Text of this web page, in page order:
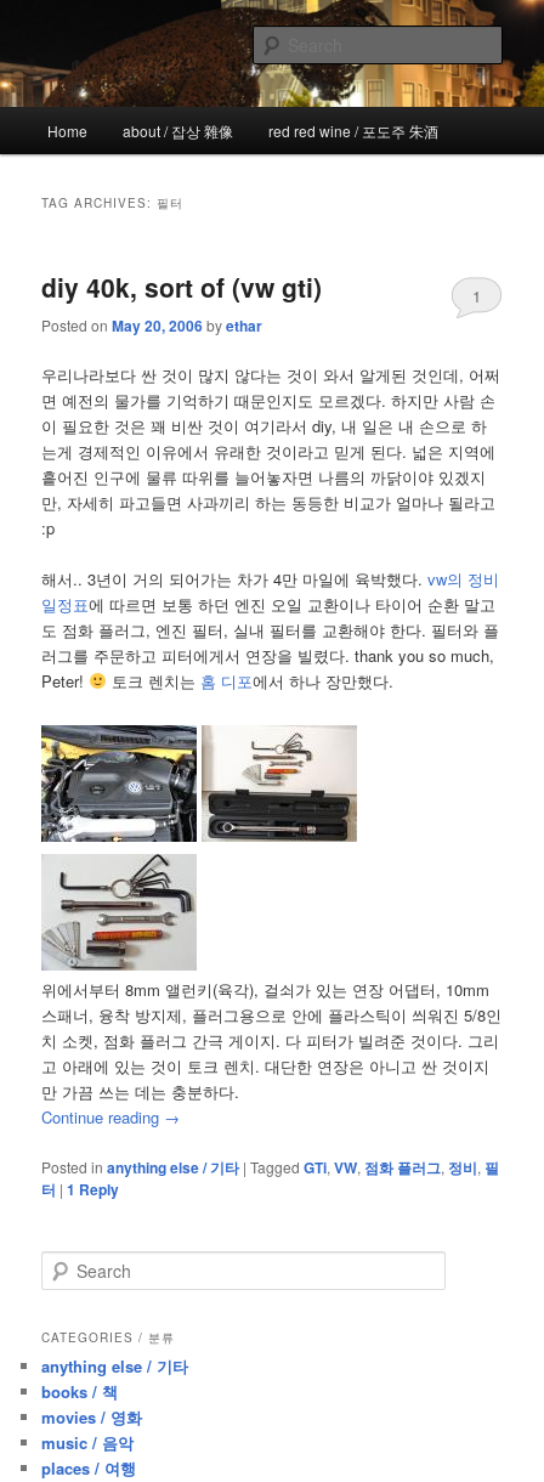
primary
content
secondary
content!wicked
the more I see the less I know
Home about / 잡상 雜像 red red wine / 포도주 朱酒
TAG ARCHIVES: 필터
diy 40k, sort of (vw gti)
Posted onMay 20, 2006byethar
1
우리나라보다 싼 것이 많지 않다는 것이 와서 알게된 것인데, 어쩌
면 예전의 물가를 기억하기 때문인지도 모르겠다. 하지만 사람 손
이 필요한 것은 꽤 비싼 것이 여기라서 diy, 내 일은 내 손으로 하
는게 경제적인 이유에서 유래한 것이라고 믿게 된다. 넓은 지역에
흩어진 인구에 물류 따위를 늘어놓자면 나름의 까닭이야 있겠지
만, 자세히 파고들면 사과끼리 하는 동등한 비교가 얼마나 될라고
:p
해서.. 3년이 거의 되어가는 차가 4만 마일에 육박했다.vw의 정비
일정표에 따르면 보통 하던 엔진 오일 교환이나 타이어 순환 말고
도 점화 플러그, 엔진 필터, 실내 필터를 교환해야 한다. 필터와 플
러그를 주문하고 피터에게서 연장을 빌렸다. thank you so much,
Peter!
토크 렌치는 홈 디포에서 하나 장만했다.
위에서부터 8mm 앨런키(육각), 걸쇠가 있는 연장 어댑터, 10mm
스패너, 융착 방지제, 플러그용으로 안에 플라스틱이 씌워진 5/8인
치 소켓, 점화 플러그 간극 게이지. 다 피터가 빌려준 것이다. 그리
고 아래에 있는 것이 토크 렌치. 대단한 연장은 아니고 싼 것이지
만 가끔 쓰는 데는 충분하다.
Continue reading →
Posted in anything else / 기타 |Tagged GTi,VW, 점화 플러그, 정비, 필
터 |1 Reply
e
r
h
CATEGORIES / 분류
anything else / 기타
books / 책
movies / 영화
music / 음악
places / 여행